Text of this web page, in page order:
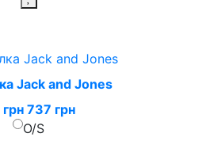
Jack and Jones
737 грн
O/S